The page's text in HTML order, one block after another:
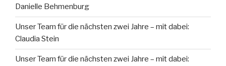
Danielle Behmenburg
Unser Team für die nächsten zwei Jahre – mit dabei:
Claudia Stein
Unser Team für die nächsten zwei Jahre – mit dabei: